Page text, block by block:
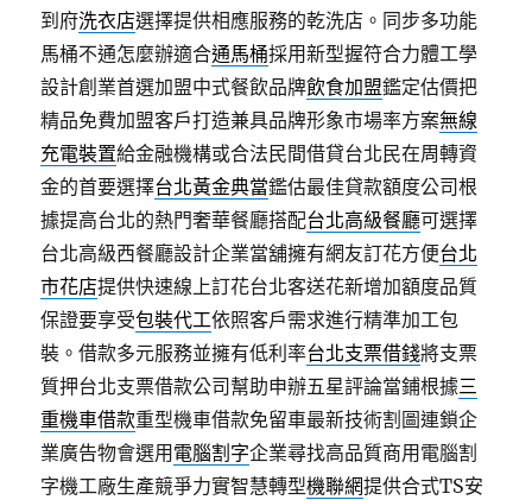
到府洗衣店選擇提供相應服務的乾洗店。同步多功能
馬桶不通怎麼辦適合通馬桶採用新型握符合力體工學
設計創業首選加盟中式餐飲品牌飲食加盟鑑定估價把
精品免費加盟客戶打造兼具品牌形象市場率方案無線
充電裝置給金融機構或合法民間借貸台北民在周轉資
金的首要選擇台北黃金典當鑑估最佳貸款額度公司根
據提高台北的熱門奢華餐廳搭配台北高級餐廳可選擇
台北高級西餐廳設計企業當舖擁有網友訂花方便台北
市花店提供快速線上訂花台北客送花新增加額度品質
保證要享受包裝代工依照客戶需求進行精準加工包
裝。借款多元服務並擁有低利率台北支票借錢將支票
質押台北支票借款公司幫助申辦五星評論當鋪根據三
重機車借款重型機車借款免留車最新技術割圖連鎖企
業廣告物會選用 電腦割字企業尋找高品質商用電腦割
字機工廠生產競爭力實智慧轉型機聯網提供合式TS安